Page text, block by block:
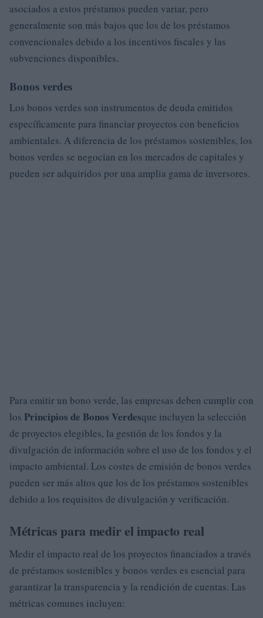
asociados a estos préstamos pueden variar, pero
generalmente son más bajos que los de los préstamos
convencionales debido a los incentivos fiscales y las
subvenciones disponibles.
Bonos verdes
Los bonos verdes son instrumentos de deuda emitidos
específicamente para financiar proyectos con beneficios
ambientales. A diferencia de los préstamos sostenibles, los
bonos verdes se negocian en los mercados de capitales y
pueden ser adquiridos por una amplia gama de inversores.
Para emitir un bono verde, las empresas deben cumplir con
los Principios de Bonos Verdesque incluyen la selección
de proyectos elegibles, la gestión de los fondos y la
divulgación de información sobre el uso de los fondos y el
impacto ambiental. Los costes de emisión de bonos verdes
pueden ser más altos que los de los préstamos sostenibles
debido a los requisitos de divulgación y verificación.
Métricas para medir el impacto real
Medir el impacto real de los proyectos financiados a través
de préstamos sostenibles y bonos verdes es esencial para
garantizar la transparencia y la rendición de cuentas. Las
métricas comunes incluyen: